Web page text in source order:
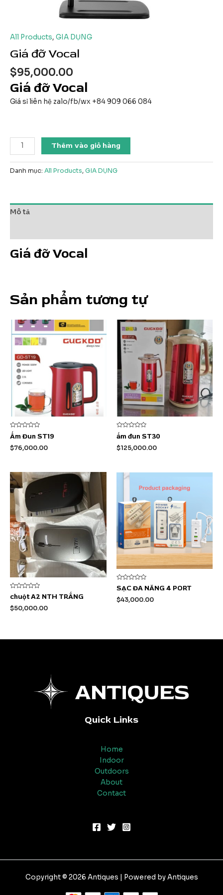
All Products, GIA DỤNG
Giá đỡ Vocal
$95,000.00
Giá đỡ Vocal
Giá sỉ liên hệ zalo/fb/wx +84 909 066 084
đỡ
Vocal
số
Thêm vào giỏ hàng
Danh mục: All Products,GIA DỤNG
Mô tả
Giá đỡ Vocal
Sản phẩm tương tự
Được
xếp
hạng
0
Ấm Đun ST19
$76,000.00
Được
xếp
hạng
0
ấm đun ST30
$125,000.00
Được
xếp
hạng
0
chuột A2 NTH TRẮNG
$50,000.00
Được
xếp
hạng
0
SẠC ĐA NĂNG 4 PORT
$43,000.00
Quick Links
Home
Indoor
Outdoors
About
Contact
Copyright © 2026 Antiques | Powered by Antiques